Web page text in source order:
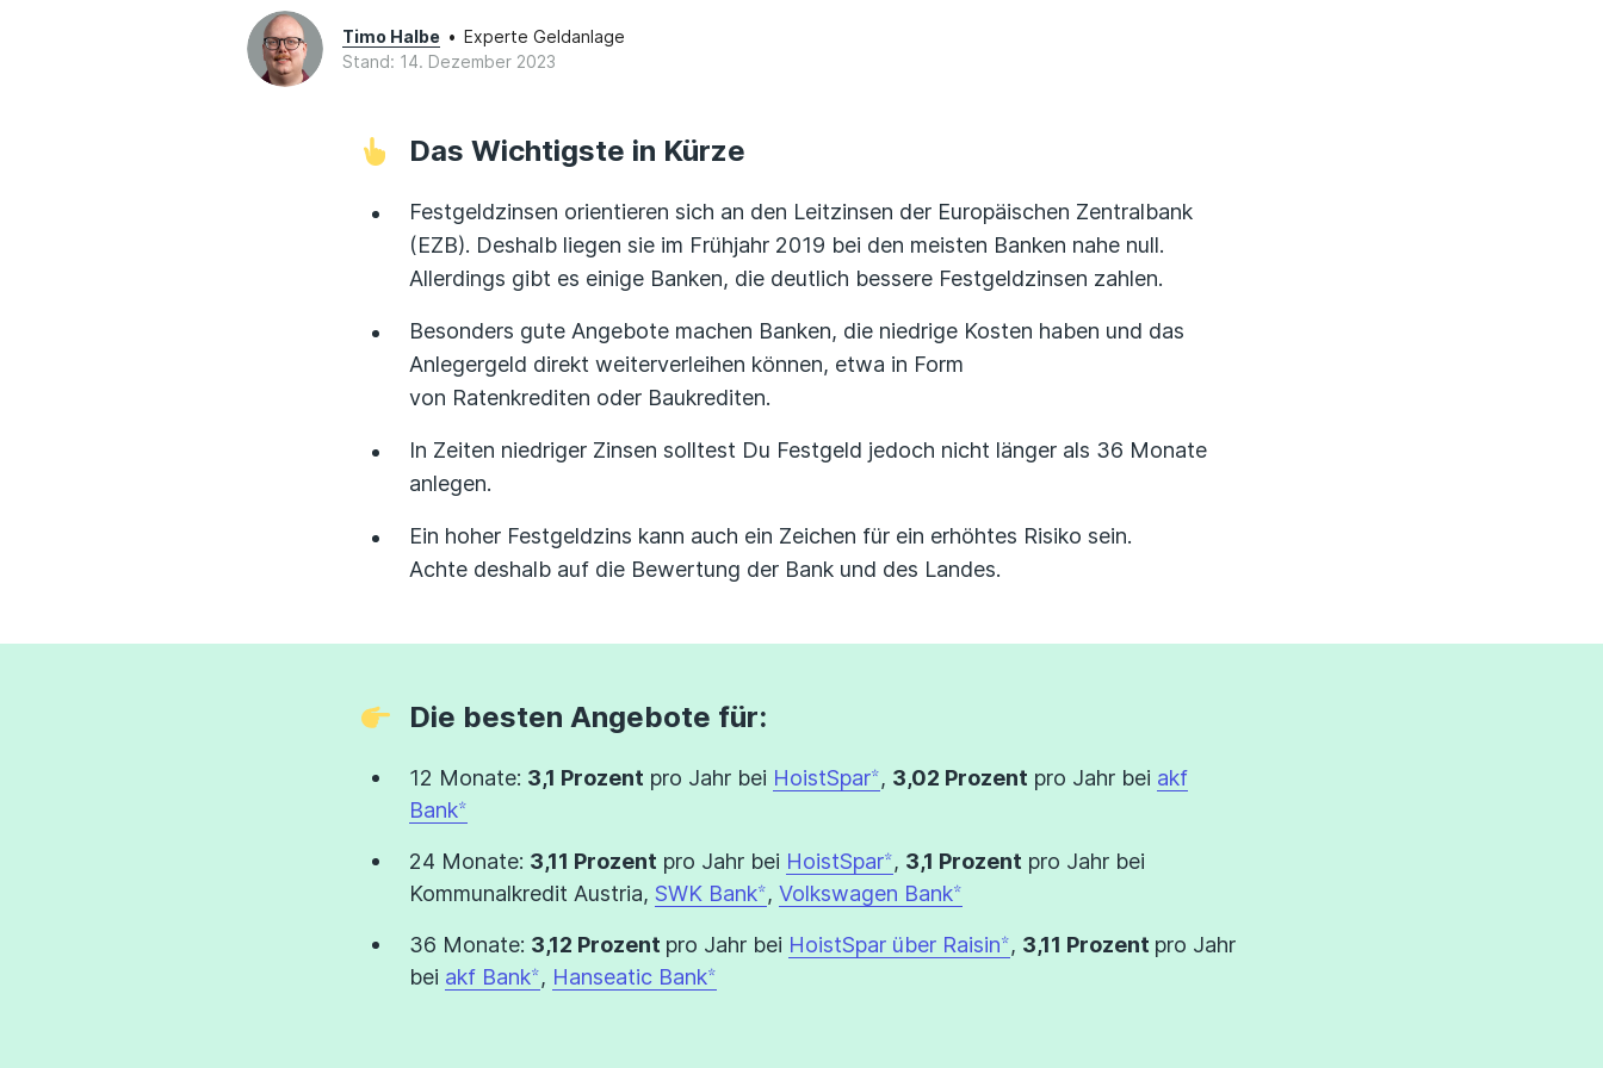
Finanzcoach
Timo Halbe • Experte Geldanlage
Stand: 14. Dezember 2023
Das Wichtigste in Kürze
Festgeldzinsen orientieren sich an den Leitzinsen der Europäischen Zentralbank
(EZB). Deshalb liegen sie im Frühjahr 2019 bei den meisten Banken nahe null.
Allerdings gibt es einige Banken, die deutlich bessere Festgeldzinsen zahlen.
Besonders gute Angebote machen Banken, die niedrige Kosten haben und das
Anlegergeld direkt weiterverleihen können, etwa in Form
von Ratenkrediten oder Baukrediten.
In Zeiten niedriger Zinsen solltest Du Festgeld jedoch nicht länger als 36 Monate
anlegen.
Ein hoher Festgeldzins kann auch ein Zeichen für ein erhöhtes Risiko sein.
Achte deshalb auf die Bewertung der Bank und des Landes.
Die besten Angebote für:
12 Monate: 3,1 Prozent pro Jahr bei HoistSpar , 3,02 Prozent pro Jahr bei akf
Bank
24 Monate: 3,11 Prozent pro Jahr bei HoistSpar , 3,1 Prozent pro Jahr bei
Kommunalkredit Austria, SWK Bank , Volkswagen Bank
36 Monate: 3,12 Prozent pro Jahr bei HoistSpar über Raisin , 3,11 Prozent pro Jahr
bei akf Bank , Hanseatic Bank